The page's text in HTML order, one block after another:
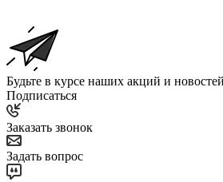
Будьте в курсе наших акций и новостей
Подписаться
Заказать звонок
Задать вопрос